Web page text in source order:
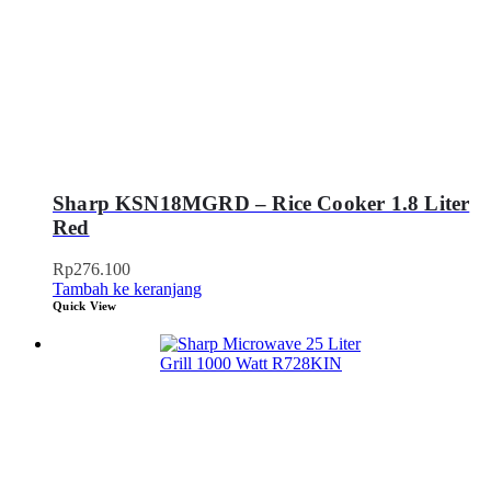
Sharp KSN18MGRD – Rice Cooker 1.8 Liter
Red
Rp276.100
Tambah ke keranjang
Quick View